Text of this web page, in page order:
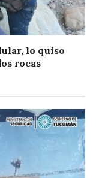
lo quiso
rocas